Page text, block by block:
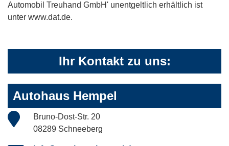
Automobil Treuhand GmbH' unentgeltlich erhältlich ist
unter www.dat.de.
Ihr Kontakt zu uns:
Autohaus Hempel
Bruno-Dost-Str. 20
08289 Schneeberg